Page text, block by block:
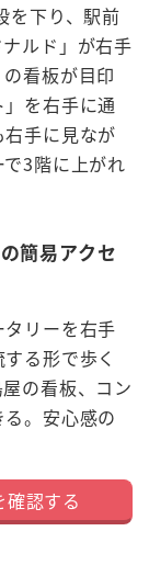
を下り、駅前
ルド」が右手
看板が目印
を右手に通
手に見なが
3階に上がれ
簡易アクセ
リーを右手
る形で歩く
の看板、コン
。安心感の
認する